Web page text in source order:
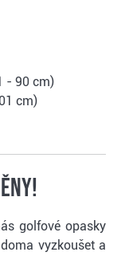
- 90 cm)
cm)
golfové opasky
vyzkoušet a